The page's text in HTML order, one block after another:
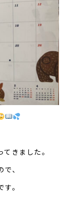
きました。
、
。